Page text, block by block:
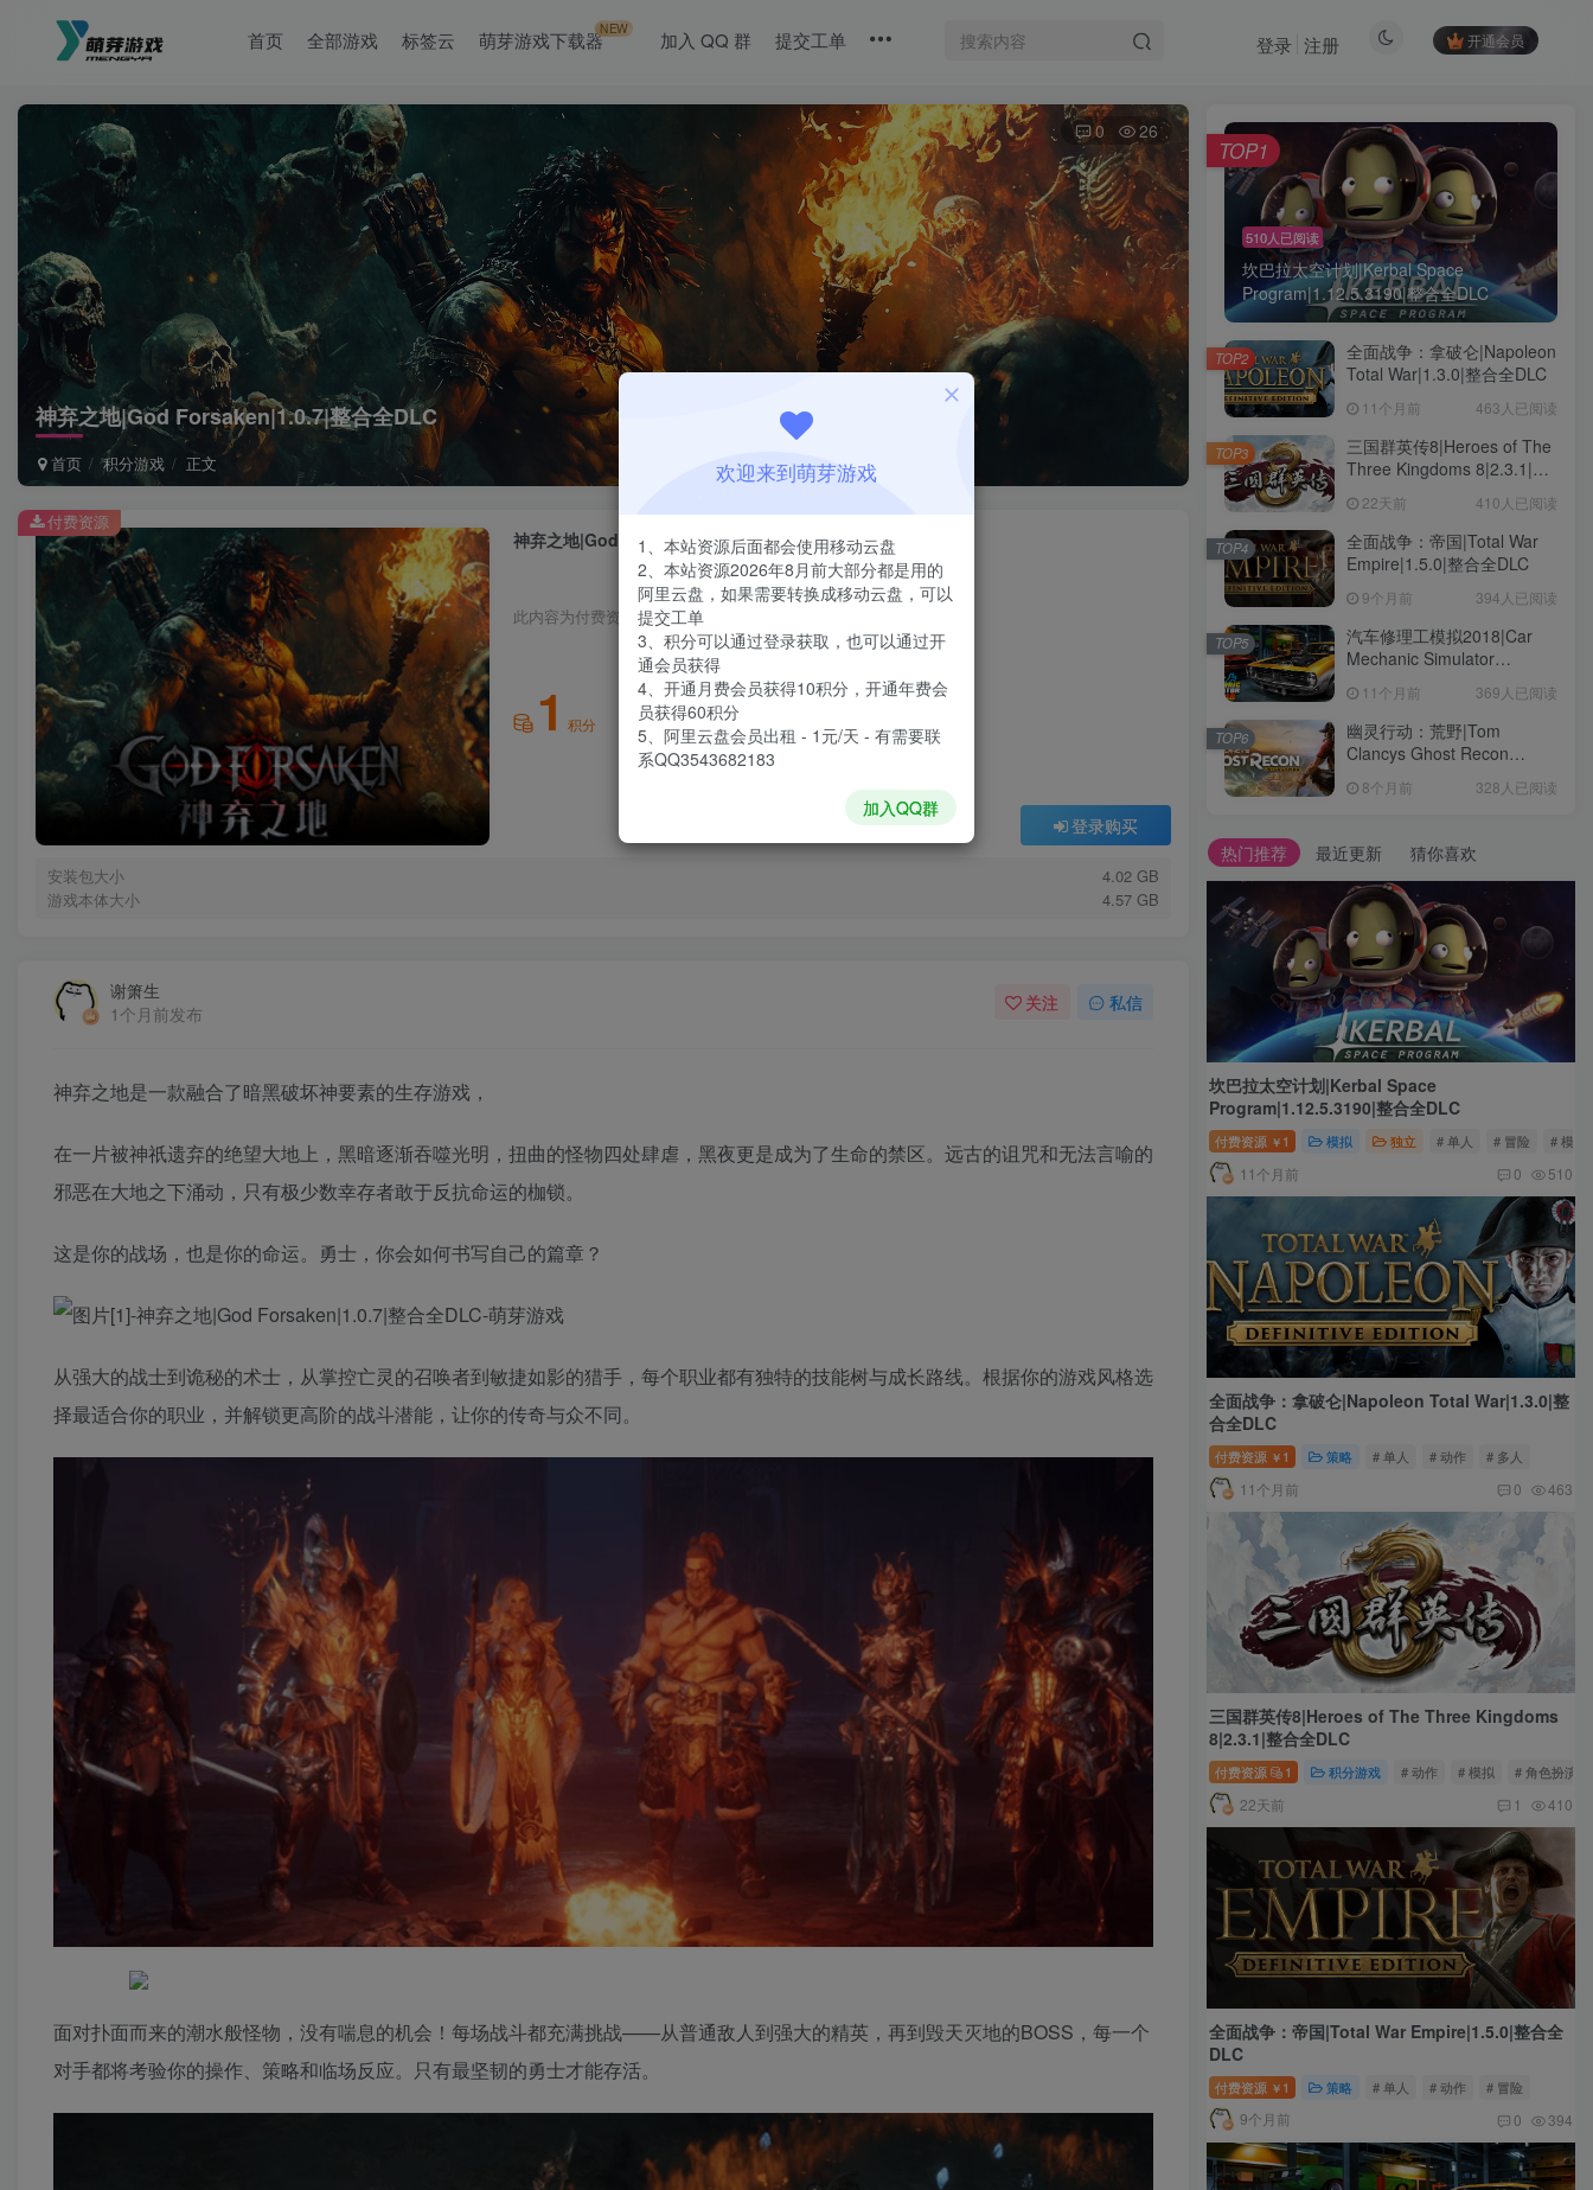
首页 全部游戏 标签云 萌芽游戏下载器NEW 加入 QQ 群 提交工单 开通会员
登录 注册
神弃之地|God Forsaken|1.0.7|整合全DLC
首页 积分游戏 正文
0 26
神弃之地|God Forsaken|1.0.7|整合全DLC
此内容为付费资源，请付费后查看
1 积分
登录购买
安装包大小
4.02 GB
游戏本体大小
4.57 GB
付费资源
谢箫生
1个月前发布
关注 私信
神弃之地是一款融合了暗黑破坏神要素的生存游戏，
在一片被神祇遗弃的绝望大地上，黑暗逐渐吞噬光明，扭曲的怪物四处肆虐，黑夜更是成为了生命的禁区。远古的诅咒和无法言喻的
邪恶在大地之下涌动，只有极少数幸存者敢于反抗命运的枷锁。
这是你的战场，也是你的命运。勇士，你会如何书写自己的篇章？
从强大的战士到诡秘的术士，从掌控亡灵的召唤者到敏捷如影的猎手，每个职业都有独特的技能树与成长路线。根据你的游戏风格选
择最适合你的职业，并解锁更高阶的战斗潜能，让你的传奇与众不同。
面对扑面而来的潮水般怪物，没有喘息的机会！每场战斗都充满挑战——从普通敌人到强大的精英，再到毁天灭地的BOSS，每一个
对手都将考验你的操作、策略和临场反应。只有最坚韧的勇士才能存活。
510人已阅读
坎巴拉太空计划|Kerbal Space
Program|1.12.5.3190|整合全DLC
TOP1
全面战争：拿破仑|Napoleon
Total War|1.3.0|整合全DLC
11个月前 463人已阅读
TOP2
三国群英传8|Heroes of The
Three Kingdoms 8|2.3.1|整
22天前 410人已阅读
TOP3
全面战争：帝国|Total War
Empire|1.5.0|整合全DLC
9个月前 394人已阅读
TOP4
汽车修理工模拟2018|Car
Mechanic Simulator
11个月前 369人已阅读
TOP5
幽灵行动：荒野|Tom
Clancys Ghost Recon
DLC8个月前 328人已阅读
TOP6
热门推荐 最近更新 猜你喜欢
坎巴拉太空计划|Kerbal Space
Program|1.12.5.3190|整合全DLC
付费资源 ￥ 1 模拟 独立 # 单人 # 冒险 # 模拟
11个月前 0 510
全面战争：拿破仑|Napoleon Total War|1.3.0|整
合全DLC
付费资源 ￥ 1 策略 # 单人 # 动作 # 多人
11个月前 0 463
三国群英传8|Heroes of The Three Kingdoms
8|2.3.1|整合全DLC
付费资源 1 积分游戏 # 动作 # 模拟 # 角色扮演
22天前 1 410
全面战争：帝国|Total War Empire|1.5.0|整合全
DLC
付费资源 ￥ 1 策略 # 单人 # 动作 # 冒险
9个月前 0 394
欢迎来到萌芽游戏
1、本站资源后面都会使用移动云盘
2、本站资源2026年8月前大部分都是用的
阿里云盘，如果需要转换成移动云盘，可以
提交工单
3、积分可以通过登录获取，也可以通过开
通会员获得
4、开通月费会员获得10积分，开通年费会
员获得60积分
5、阿里云盘会员出租 - 1元/天 - 有需要联
系QQ3543682183
加入QQ群